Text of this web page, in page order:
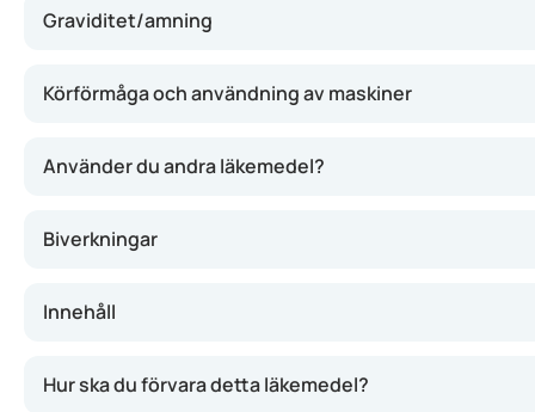
Graviditet/amning
Körförmåga och användning av maskiner
Använder du andra läkemedel?
Biverkningar
Innehåll
Hur ska du förvara detta läkemedel?